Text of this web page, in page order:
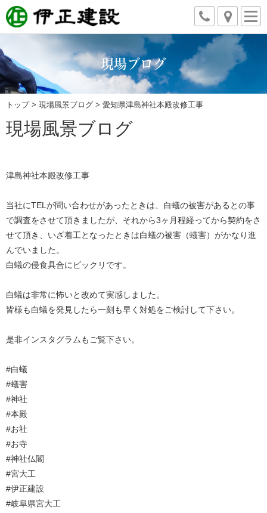
現場ブログ
トップ> 現場風景ブログ > 愛知県津島神社本殿改修工事
現場風景ブログ
津島神社本殿改修工事
当社にTELが問い合わせがあったときは、白蟻の被害があるとの事
で調査をさせて頂きましたが、それから3ヶ月程経ってから契約をさ
せて頂き、いざ着工となったときは白蟻の被害（蟻害）がかなり進
んでいました。
白蟻の侵食具合にビックリです。
白蟻は非常に怖いと改めて実感しました。
皆様も白蟻を発見したら一刻も早く対処をご検討して下さい。
是非インスタグラムもご覧下さい。
#白蟻
#蟻害
#神社
#本殿
#お社
#お寺
#神社仏閣
#宮大工
#伊正建設
#岐阜県宮大工